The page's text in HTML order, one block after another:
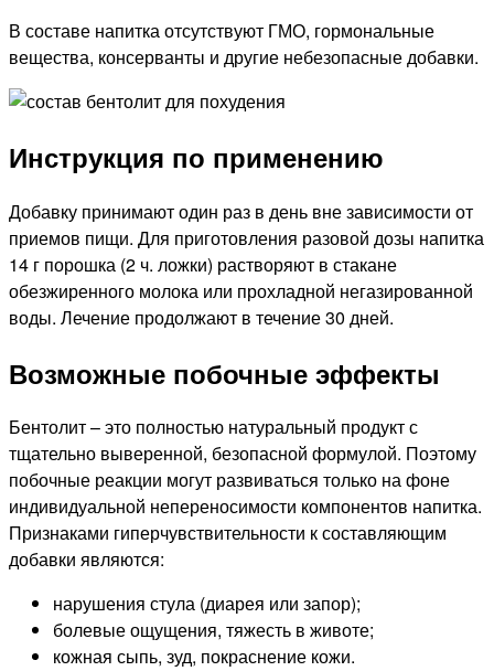
В составе напитка отсутствуют ГМО, гормональные
вещества, консерванты и другие небезопасные добавки.
Инструкция по применению
Добавку принимают один раз в день вне зависимости от
приемов пищи. Для приготовления разовой дозы напитка
14 г порошка (2 ч. ложки) растворяют в стакане
обезжиренного молока или прохладной негазированной
воды. Лечение продолжают в течение 30 дней.
Возможные побочные эффекты
Бентолит – это полностью натуральный продукт с
тщательно выверенной, безопасной формулой. Поэтому
побочные реакции могут развиваться только на фоне
индивидуальной непереносимости компонентов напитка.
Признаками гиперчувствительности к составляющим
добавки являются:
нарушения стула (диарея или запор);
болевые ощущения, тяжесть в животе;
кожная сыпь, зуд, покраснение кожи.